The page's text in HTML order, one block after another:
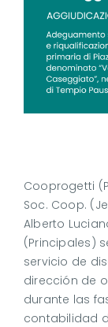
Cooprogetti
Soc. Coop.
Alberto
(Principales)
servicio de
dirección de
durante las
contabilidad